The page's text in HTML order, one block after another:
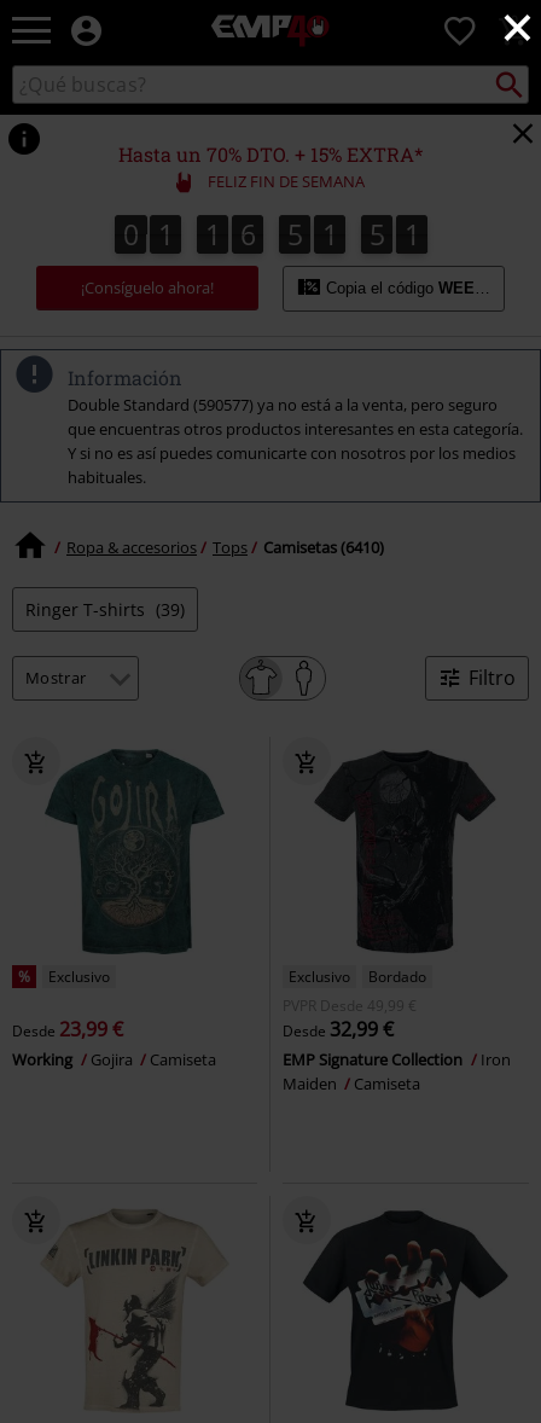
×
EMP
Música,
TV
&
Gaming
Merch
Ropa
Alternativa
0
Buscar
en
el
catálogo
Buscar
Hasta un 70% DTO. + 15% EXTRA*
FELIZ FIN DE SEMANA
0
0 1
1 1
1 6
6 5
5 1
1 4
5
4
5 9
0
9
1
0
¡Consíguelo ahora! Copia el código WEEKEND
Información
Double Standard (590577) ya no está a la venta, pero seguro
que encuentras otros productos interesantes en esta categoría.
Y si no es así puedes comunicarte con nosotros por los medios
habituales.
Ropa & accesorios Tops Camisetas (6410)
Ringer T-shirts (39)
Filtro
% Exclusivo
Desde 23,99 €
Working Gojira Camiseta
Exclusivo
Bordado
PVPR
Desde 49,99 €
Desde 32,99 €
EMP Signature Collection
Iron
Maiden
Camiseta